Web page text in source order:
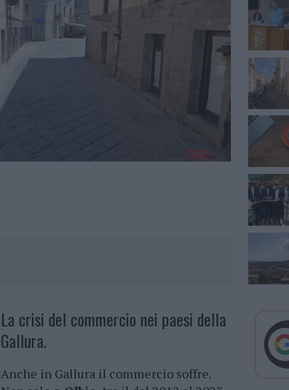
La crisi del commercio nei paesi della
Gallura.
Anche in Gallura il commercio soffre.